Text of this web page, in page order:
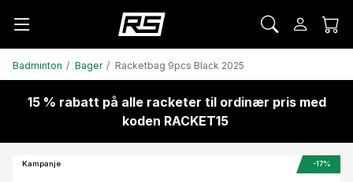
Badminton Bager Racketbag 9pcs Black 2025
15 % rabatt på alle racketer til ordinær pris med
koden RACKET15
Kampanje -17%